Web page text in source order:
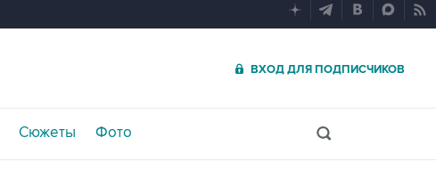
ВХОД ДЛЯ ПОДПИСЧИКОВ
Сюжеты Фото